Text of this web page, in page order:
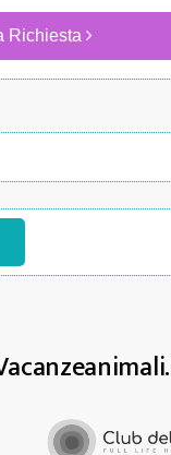
Richiesta